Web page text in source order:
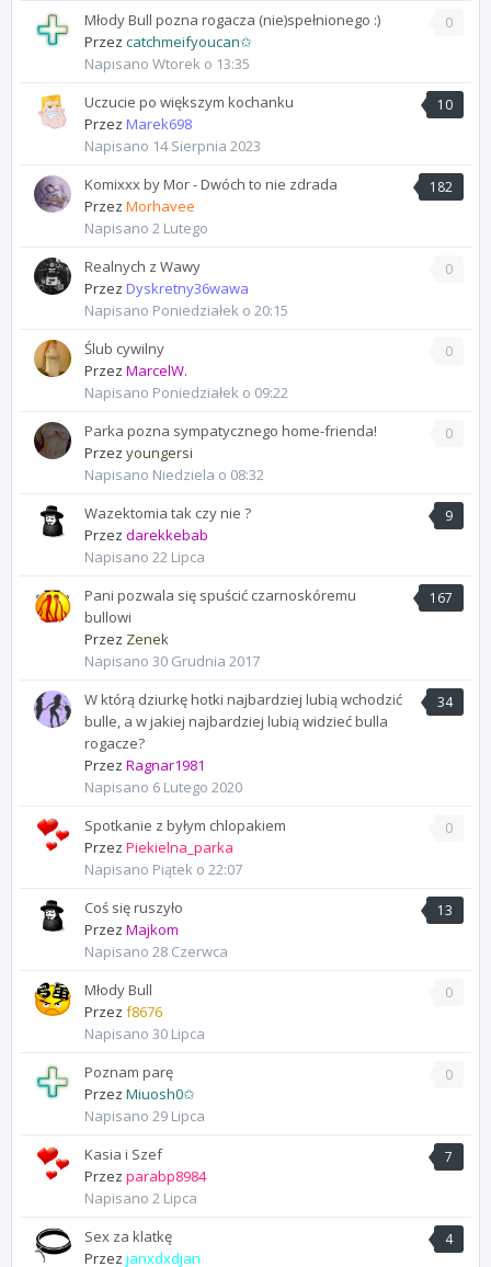
0
Młody Bull pozna rogacza (nie)spełnionego :)
Przez catchmeifyoucan✩
Napisano Wtorek o 13:35
10
Uczucie po większym kochanku
Przez Marek698
Napisano 14 Sierpnia 2023
182
Komixxx by Mor - Dwóch to nie zdrada
Przez Morhavee
Napisano 2 Lutego
0
Realnych z Wawy
Przez Dyskretny36wawa
Napisano Poniedziałek o 20:15
0
Ślub cywilny
Przez MarcelW.
Napisano Poniedziałek o 09:22
0
Parka pozna sympatycznego home-frienda!
Przez youngersi
Napisano Niedziela o 08:32
9
Wazektomia tak czy nie ?
Przez darekkebab
Napisano 22 Lipca
167
Pani pozwala się spuścić czarnoskóremu
bullowi
Przez Zenek
Napisano 30 Grudnia 2017
34
W którą dziurkę hotki najbardziej lubią wchodzić
bulle, a w jakiej najbardziej lubią widzieć bulla
rogacze?
Przez Ragnar1981
Napisano 6 Lutego 2020
0
Spotkanie z byłym chlopakiem
Przez Piekielna_parka
Napisano Piątek o 22:07
13
Coś się ruszyło
Przez Majkom
Napisano 28 Czerwca
0
Młody Bull
Przez f8676
Napisano 30 Lipca
0
Poznam parę
Przez Miuosh0✩
Napisano 29 Lipca
7
Kasia i Szef
Przez parabp8984
Napisano 2 Lipca
4
Sex za klatkę
Przez janxdxdjan